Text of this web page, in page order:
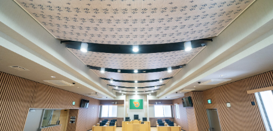
Webカタログ
メニューを閉じる